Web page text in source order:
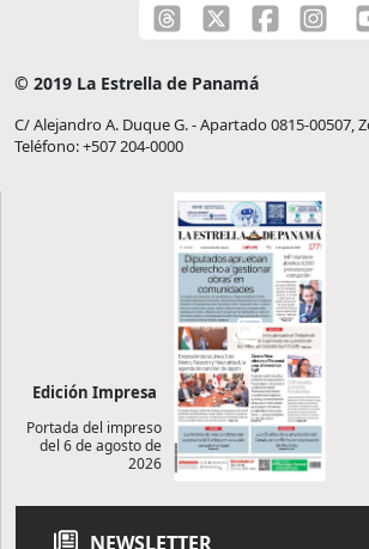
© 2019 La Estrella de Panamá
C/ Alejandro A. Duque G. - Apartado 0815-00507,
Teléfono: +507 204-0000
Edición Impresa
Portada del impreso
del 6 de agosto de
2026
NEWSLETTER